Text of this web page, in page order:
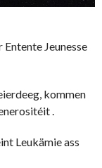
Jeunesse
kommen
.
Leukämie ass